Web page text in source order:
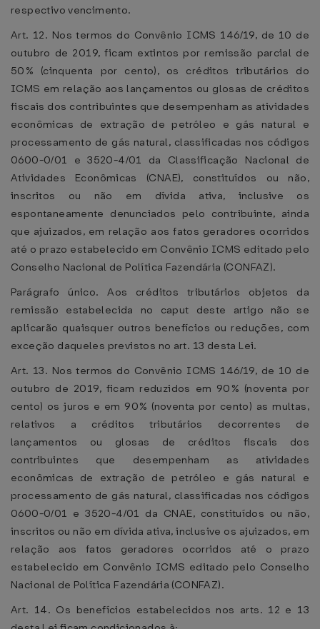
respectivo vencimento.
Art. 12. Nos termos do Convênio ICMS 146/19, de 10 de
outubro de 2019, ficam extintos por remissão parcial de
50% (cinquenta por cento), os créditos tributários do
ICMS em relação aos lançamentos ou glosas de créditos
fiscais dos contribuintes que desempenham as atividades
econômicas de extração de petróleo e gás natural e
processamento de gás natural, classificadas nos códigos
0600-0/01 e 3520-4/01 da Classificação Nacional de
Atividades Econômicas (CNAE), constituídos ou não,
inscritos ou não em dívida ativa, inclusive os
espontaneamente denunciados pelo contribuinte, ainda
que ajuizados, em relação aos fatos geradores ocorridos
até o prazo estabelecido em Convênio ICMS editado pelo
Conselho Nacional de Política Fazendária (CONFAZ).
Parágrafo único. Aos créditos tributários objetos da
remissão estabelecida no caput deste artigo não se
aplicarão quaisquer outros benefícios ou reduções, com
exceção daqueles previstos no art. 13 desta Lei.
Art. 13. Nos termos do Convênio ICMS 146/19, de 10 de
outubro de 2019, ficam reduzidos em 90% (noventa por
cento) os juros e em 90% (noventa por cento) as multas,
relativos a créditos tributários decorrentes de
lançamentos ou glosas de créditos fiscais dos
contribuintes que desempenham as atividades
econômicas de extração de petróleo e gás natural e
processamento de gás natural, classificadas nos códigos
0600-0/01 e 3520-4/01 da CNAE, constituídos ou não,
inscritos ou não em dívida ativa, inclusive os ajuizados, em
relação aos fatos geradores ocorridos até o prazo
estabelecido em Convênio ICMS editado pelo Conselho
Nacional de Política Fazendária (CONFAZ).
Art. 14. Os benefícios estabelecidos nos arts. 12 e 13